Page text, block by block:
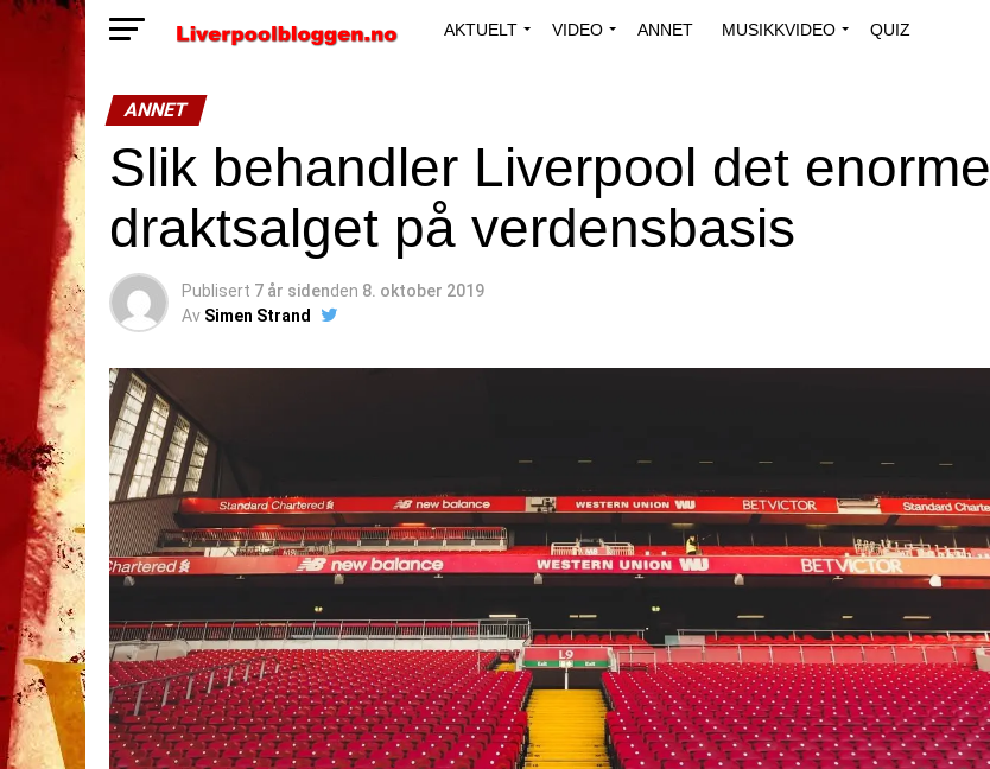
AKTUELT VIDEO ANNET MUSIKKVIDEO QUIZ
ANNET
Slik behandler Liverpool det enorme
draktsalget på verdensbasis
Publisert 7 år sidenden 8. oktober 2019
Av Simen Strand